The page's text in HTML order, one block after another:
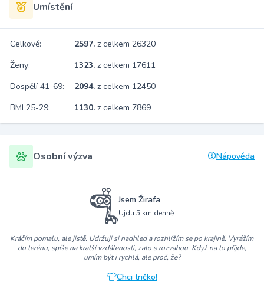
Umístění
Celkově: 2597. z celkem 26320
Ženy:
1323. z celkem 17611
Dospělí 41-69:
2094. z celkem 12450
BMI 25-29:
1130. z celkem 7869
Osobní výzva Nápověda
Jsem Žirafa
Ujdu 5 km denně
Kráčím pomalu, ale jistě. Udržuji si nadhled a rozhlížím se po krajině. Vyrážím
do terénu, spíše na kratší vzdálenosti, zato s rozvahou. Když na to přijde,
umím být i rychlá, ale proč, že?
Chci tričko!